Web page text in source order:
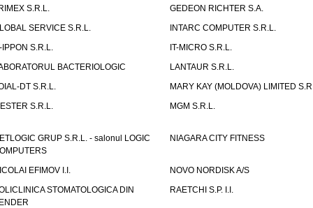
S.R.L.
GEDEON RICHTER S.A.
SERVICE S.R.L.
INTARC COMPUTER S.R.L.
IPPON S.R.L.
IT-MICRO S.R.L.
BACTERIOLOGIC
LANTAUR S.R.L.
DT S.R.L.
MARY KAY (MOLDOVA) LIMITED
S.R.L.
MGM S.R.L.
GRUP S.R.L. - salonul LOGIC
NIAGARA CITY FITNESS
EFIMOV I.I.
NOVO NORDISK A/S
STOMATOLOGICA DIN
RAETCHI S.P. I.I.